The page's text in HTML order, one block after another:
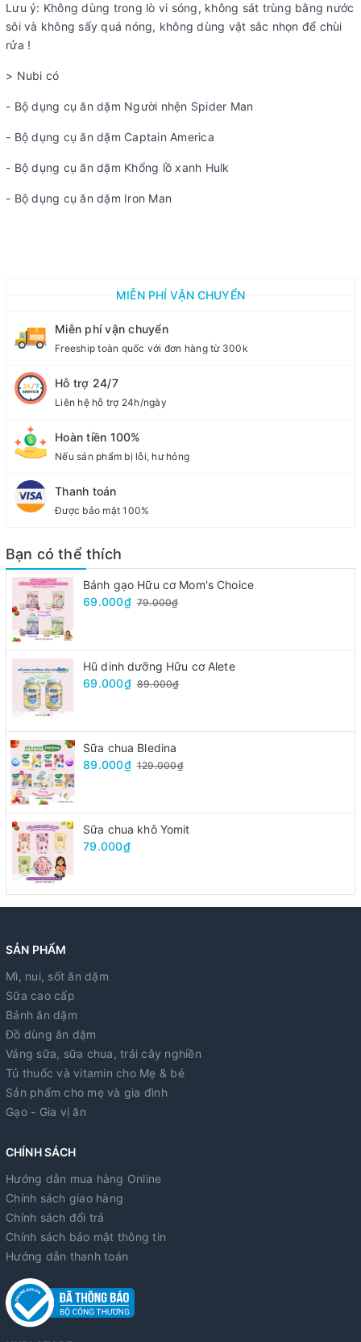
Lưu ý: Không dùng trong lò vi sóng, không sát trùng bằng nước
sôi và không sấy quá nóng, không dùng vật sắc nhọn để chùi
rửa !
> Nubi có
- Bộ dụng cụ ăn dặm Người nhện Spider Man
- Bộ dụng cụ ăn dặm Captain America
- Bộ dụng cụ ăn dặm Khổng lồ xanh Hulk
- Bộ dụng cụ ăn dặm Iron Man
MIỄN PHÍ VẬN CHUYỂN
Miễn phí vận chuyển
Freeship toàn quốc với đơn hàng từ 300k
Hỗ trợ 24/7
Liên hệ hỗ trợ 24h/ngày
Hoàn tiền 100%
Nếu sản phẩm bị lỗi, hư hỏng
Thanh toán
Được bảo mật 100%
Bạn có thể thích
Bánh gạo Hữu cơ Mom's Choice
69.000₫ 79.000₫
Hũ dinh dưỡng Hữu cơ Alete
69.000₫ 89.000₫
Sữa chua Bledina
89.000₫ 129.000₫
Sữa chua khô Yomit
79.000₫
SẢN PHẨM
Mì, nui, sốt ăn dặm
Sữa cao cấp
Bánh ăn dặm
Đồ dùng ăn dặm
Váng sữa, sữa chua, trái cây nghiền
Tủ thuốc và vitamin cho Mẹ & bé
Sản phẩm cho mẹ và gia đình
Gạo - Gia vị ăn
CHÍNH SÁCH
Hướng dẫn mua hàng Online
Chính sách giao hàng
Chính sách đổi trả
Chính sách bảo mật thông tin
Hướng dẫn thanh toán